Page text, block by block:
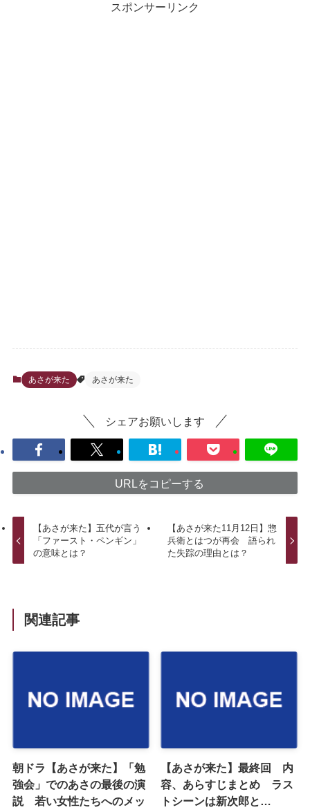
スポンサーリンク
あさが来た あさが来た
シェアお願いします
URLをコピーする
【あさが来た】五代が言う
「ファースト・ペンギン」
の意味とは？
【あさが来た11月12日】惣
兵衛とはつが再会 語られ
た失踪の理由とは？
関連記事
朝ドラ【あさが来た】「勉
強会」でのあさの最後の演
説 若い女性たちへのメッ
【あさが来た】最終回 内
容、あらすじまとめ ラス
トシーンは新次郎と…